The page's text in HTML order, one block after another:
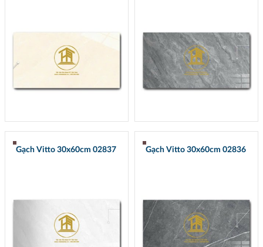
Gạch Vitto 30x60cm 02837 Gạch Vitto 30x60cm 02836